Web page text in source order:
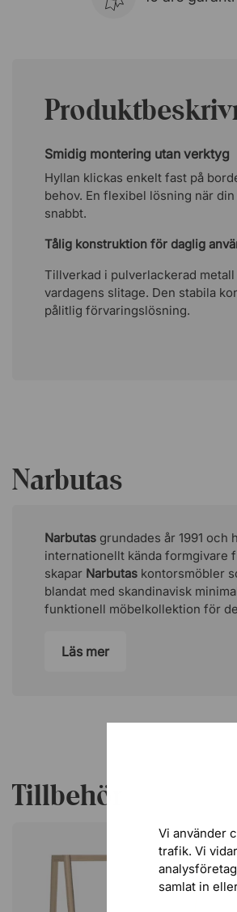
Vi använder
trafik. Vi
samlat in
Smidig montering utan verktyg
Hyllan klickas enkelt fast på
behov. En flexibel lösning när
snabbt.
Tålig konstruktion för daglig
Tillverkad i pulverlackerad
vardagens slitage. Den stabila
pålitlig förvaringslösning.
Narbutas
Narbutas grundades år 1991 och
internationellt kända formgivare
skapar Narbutas kontorsmöbler
blandat med skandinavisk
funktionell möbelkollektion för
Läs mer
Tillbehör